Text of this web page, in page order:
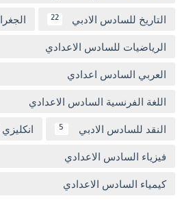
التاريخ للسادس الادبي 22
الرياضيات للسادس الاعدادي
العربي السادس اعدادي
اللغة الفرنسية السادس الاعدادي
النقد للسادس الادبي 5
فيزياء السادس الاعدادي
كيمياء السادس الاعدادي